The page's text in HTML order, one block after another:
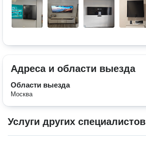
Адреса и области выезда
Области выезда
Москва
Услуги других специалистов